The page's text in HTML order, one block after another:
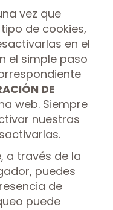
vez que
de cookies,
en el
el simple paso
DE
web. Siempre
nuestras
a través de la
puedes
de
puede